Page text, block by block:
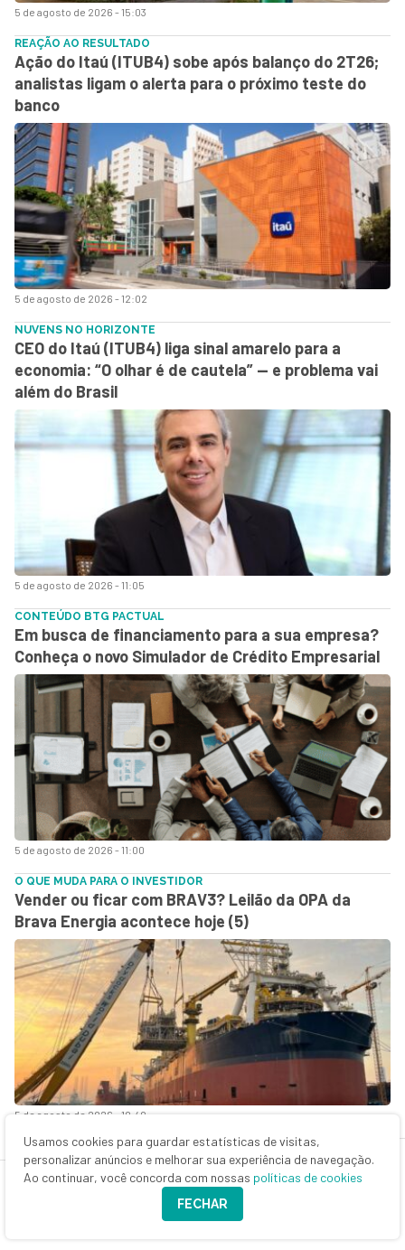
5 de agosto de 2026 - 15:03
5 de agosto de 2026 - 12:02
REAÇÃO AO RESULTADO
Ação do Itaú (ITUB4) sobe após balanço do 2T26;
analistas ligam o alerta para o próximo teste do
banco
5 de agosto de 2026 - 11:05
NUVENS NO HORIZONTE
CEO do Itaú (ITUB4) liga sinal amarelo para a
economia: “O olhar é de cautela” — e problema vai
além do Brasil
5 de agosto de 2026 - 11:00
CONTEÚDO BTG PACTUAL
Em busca de financiamento para a sua empresa?
Conheça o novo Simulador de Crédito Empresarial
5 de agosto de 2026 - 10:40
O QUE MUDA PARA O INVESTIDOR
Vender ou ficar com BRAV3? Leilão da OPA da
Brava Energia acontece hoje (5)
ENDIVIDADA
Mais uma: Alliança Saúde (AALR3) pede
recuperação extrajudicial para renegociar R$ 1,1
Usamos cookies para guardar estatísticas de visitas,
personalizar anúncios e melhorar sua experiência de navegação.
Ao continuar, você concorda com nossas políticas de cookies
FECHAR